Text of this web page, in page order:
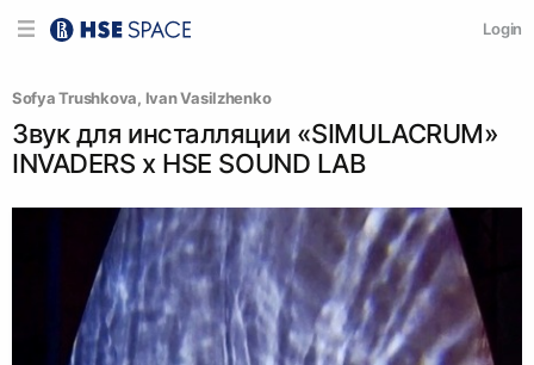
Login
Sofya Trushkova, Ivan Vasilzhenko
Звук для инсталляции «SIMULACRUM»
INVADERS x HSE SOUND LAB